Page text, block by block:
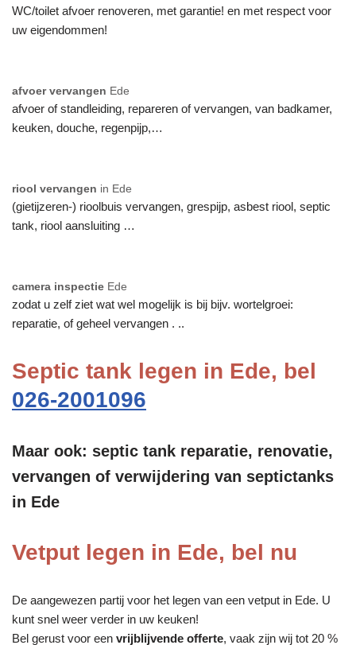
WC/toilet afvoer renoveren, met garantie! en met respect voor
uw eigendommen!
afvoer vervangen Ede
afvoer of standleiding, repareren of vervangen, van badkamer,
keuken, douche, regenpijp,…
riool vervangen in Ede
(gietijzeren-) rioolbuis vervangen, grespijp, asbest riool, septic
tank, riool aansluiting …
camera inspectie Ede
zodat u zelf ziet wat wel mogelijk is bij bijv. wortelgroei:
reparatie, of geheel vervangen . ..
Septic tank legen in Ede, bel
026-2001096
Maar ook: septic tank reparatie, renovatie,
vervangen of verwijdering van septictanks
in Ede
Vetput legen in Ede, bel nu
De aangewezen partij voor het legen van een vetput in Ede. U
kunt snel weer verder in uw keuken!
Bel gerust voor een vrijblijvende offerte, vaak zijn wij tot 20 %